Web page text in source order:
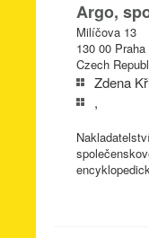
Argo,
Milíčova 13
130 00 Praha
Czech
Zdena
,